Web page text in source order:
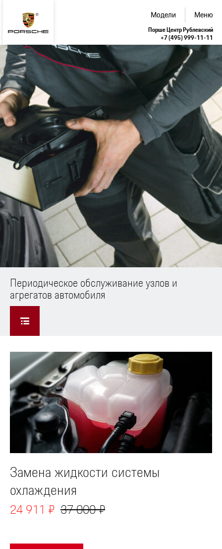
Модели Меню
Порше Центр Рублевский
+7 (495) 999-11-11
Периодическое обслуживание узлов и
агрегатов автомобиля
Замена жидкости системы
охлаждения
24 911 ₽ 37 000 ₽